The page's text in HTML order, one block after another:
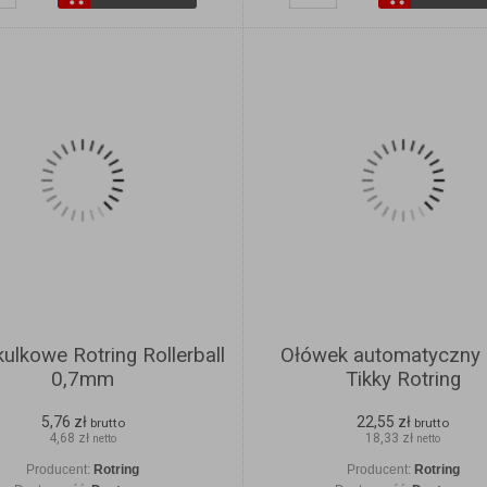
Rotring Rollerball
0,7mm
5,76 zł brutto
4,68 zł netto
Producent: Rotring
Ołówek automatyczny
Tikky Rotring
22,55 zł brutto
18,33 zł netto
Producent: Rotring